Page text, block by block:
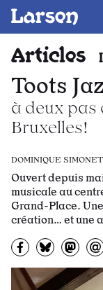
Fil d’ariane
Articles
Toots
à deux pas
Bruxelles!
DOMINIQUE SIMONET
Ouvert depuis
musicale au
Grand-Place.
création… et une
Partagez sur
Partager